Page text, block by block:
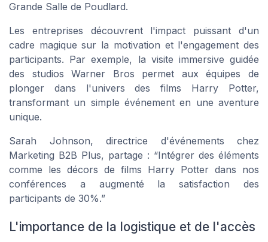
Grande Salle de Poudlard.
Les entreprises découvrent l'impact puissant d'un
cadre magique sur la motivation et l'engagement des
participants. Par exemple, la visite immersive guidée
des studios Warner Bros permet aux équipes de
plonger dans l'univers des films Harry Potter,
transformant un simple événement en une aventure
unique.
Sarah Johnson, directrice d'événements chez
Marketing B2B Plus, partage : “Intégrer des éléments
comme les décors de films Harry Potter dans nos
conférences a augmenté la satisfaction des
participants de 30%.”
L'importance de la logistique et de l'accès